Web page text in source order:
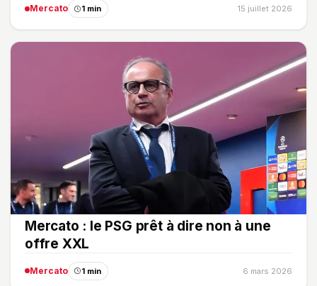
Mercato 1 min 15 juillet 2026
Mercato : le PSG prêt à dire non à une
offre XXL
Mercato 1 min 6 mars 2026